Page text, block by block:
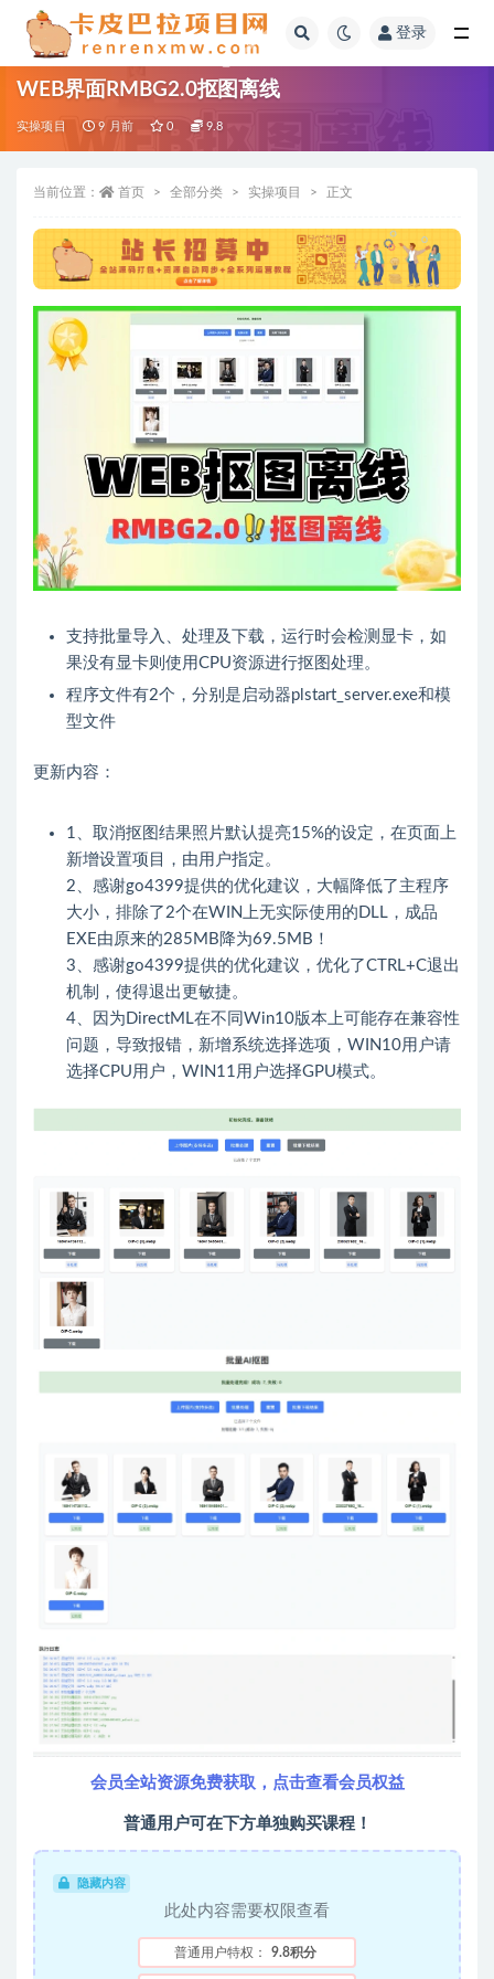
登录
WEB界面RMBG2.0抠图离线
实操项目 9 月前 0 9.8
当前位置： 首页 全部分类 实操项目 正文
支持批量导入、处理及下载，运行时会检测显卡，如
果没有显卡则使用CPU资源进行抠图处理。
程序文件有2个，分别是启动器plstart_server.exe和模
型文件
更新内容：
1、取消抠图结果照片默认提亮15%的设定，在页面上
新增设置项目，由用户指定。
2、感谢go4399提供的优化建议，大幅降低了主程序
大小，排除了2个在WIN上无实际使用的DLL，成品
EXE由原来的285MB降为69.5MB！
3、感谢go4399提供的优化建议，优化了CTRL+C退出
机制，使得退出更敏捷。
4、因为DirectML在不同Win10版本上可能存在兼容性
问题，导致报错，新增系统选择选项，WIN10用户请
选择CPU用户，WIN11用户选择GPU模式。
会员全站资源免费获取，点击查看会员权益
普通用户可在下方单独购买课程！
隐藏内容
此处内容需要权限查看
普通用户特权： 9.8积分
全部